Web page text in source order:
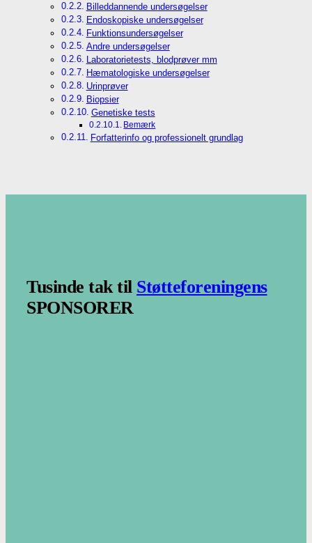
Billeddannende undersøgelser
Endoskopiske undersøgelser
Funktionsundersøgelser
Andre undersøgelser
Laboratorietests, blodprøver mm
Hæmatologiske undersøgelser
Urinprøver
Biopsier
Genetiske tests
Bemærk
Forfatterinfo og professionelt grundlag
Tusinde tak til Støtteforeningens
SPONSORER